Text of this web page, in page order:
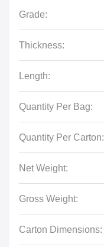
Grade:
Thickness:
Length:
Quantity Per Bag:
Quantity Per Carton:
Net Weight:
Gross Weight:
Carton Dimensions: